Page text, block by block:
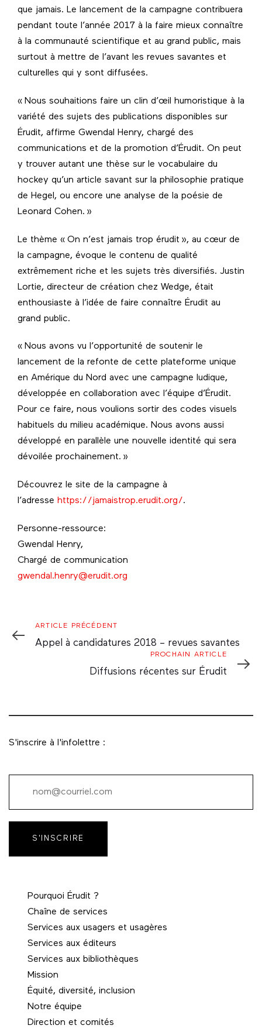
que jamais. Le lancement de la campagne contribuera
pendant toute l’année 2017 à la faire mieux connaître
à la communauté scientifique et au grand public, mais
surtout à mettre de l’avant les revues savantes et
culturelles qui y sont diffusées.
« Nous souhaitions faire un clin d’œil humoristique à la
variété des sujets des publications disponibles sur
Érudit, affirme Gwendal Henry, chargé des
communications et de la promotion d’Érudit. On peut
y trouver autant une thèse sur le vocabulaire du
hockey qu’un article savant sur la philosophie pratique
de Hegel, ou encore une analyse de la poésie de
Leonard Cohen. »
Le thème « On n’est jamais trop érudit », au cœur de
la campagne, évoque le contenu de qualité
extrêmement riche et les sujets très diversifiés. Justin
Lortie, directeur de création chez Wedge, était
enthousiaste à l’idée de faire connaître Érudit au
grand public.
« Nous avons vu l’opportunité de soutenir le
lancement de la refonte de cette plateforme unique
en Amérique du Nord avec une campagne ludique,
développée en collaboration avec l’équipe d’Érudit.
Pour ce faire, nous voulions sortir des codes visuels
habituels du milieu académique. Nous avons aussi
développé en parallèle une nouvelle identité qui sera
dévoilée prochainement. »
Découvrez le site de la campagne à
l’adresse https://jamaistrop.erudit.org/.
Personne-ressource:
Gwendal Henry,
Chargé de communication
gwendal.henry@erudit.org
Article
Précédent
ARTICLE PRÉCÉDENT
Appel à candidatures 2018 – revues savantes
Article
PROCHAIN ARTICLE
Diffusions récentes sur Érudit
S'inscrire à l'infolettre :
S'INSCRIRE
Pourquoi Érudit ?
Chaîne de services
Services aux usagers et usagères
Services aux éditeurs
Services aux bibliothèques
Mission
Équité, diversité, inclusion
Notre équipe
Direction et comités